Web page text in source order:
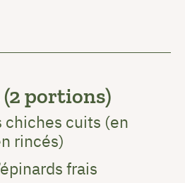
portions)
chiches cuits (en
rincés)
frais